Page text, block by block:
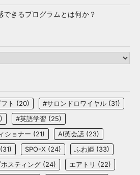
できるプログラムとは何か？
ト (20) #サロンドロワイヤル (31)
#英語学習 (25)
ショナー (21) AI英会話 (23)
(31) SPO-X (24) ふわ姫 (33)
スティング (24) エアトリ (22)